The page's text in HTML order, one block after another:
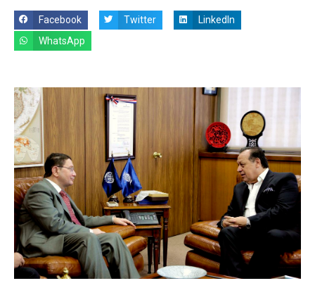
Facebook Twitter
LinkedIn
WhatsApp